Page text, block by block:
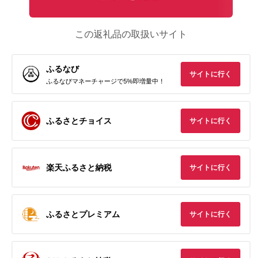
この返礼品の取扱いサイト
ふるなび
ふるなびマネーチャージで5%即増量中！
サイトに行く
ふるさとチョイス サイトに行く
楽天ふるさと納税 サイトに行く
ふるさとプレミアム サイトに行く